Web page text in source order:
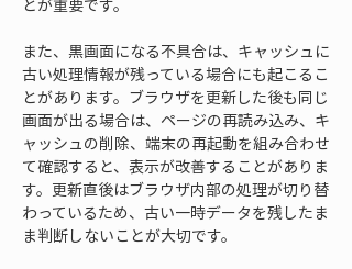
とが重要です。
また、黒画面になる不具合は、キャッシュに
古い処理情報が残っている場合にも起こるこ
とがあります。ブラウザを更新した後も同じ
画面が出る場合は、ページの再読み込み、キ
ャッシュの削除、端末の再起動を組み合わせ
て確認すると、表示が改善することがありま
す。更新直後はブラウザ内部の処理が切り替
わっているため、古い一時データを残したま
ま判断しないことが大切です。